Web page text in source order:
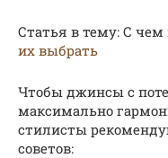
Статья в тему: С
их выбрать
Чтобы джинсы с
максимально
стилисты
советов: